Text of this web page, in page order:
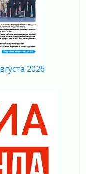
письменное
2026